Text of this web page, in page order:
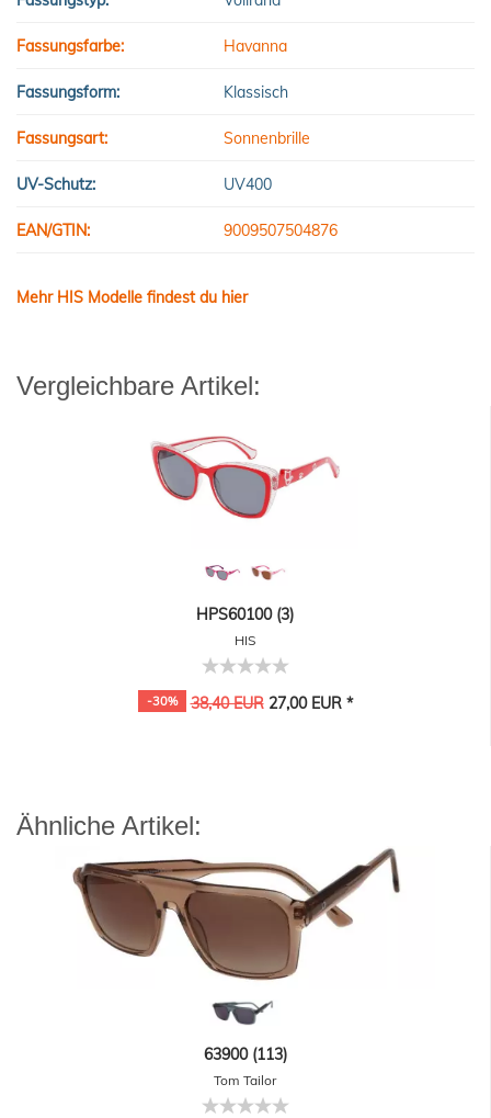
Fassungsfarbe: Havanna
Fassungsform: Klassisch
Fassungsart: Sonnenbrille
UV-Schutz: UV400
EAN/GTIN: 9009507504876
Mehr HIS Modelle findest du hier
Vergleichbare Artikel:
HPS60100 (3)
HIS
-30% 38,40 EUR27,00 EUR *
Ähnliche Artikel:
63900 (113)
Tom Tailor